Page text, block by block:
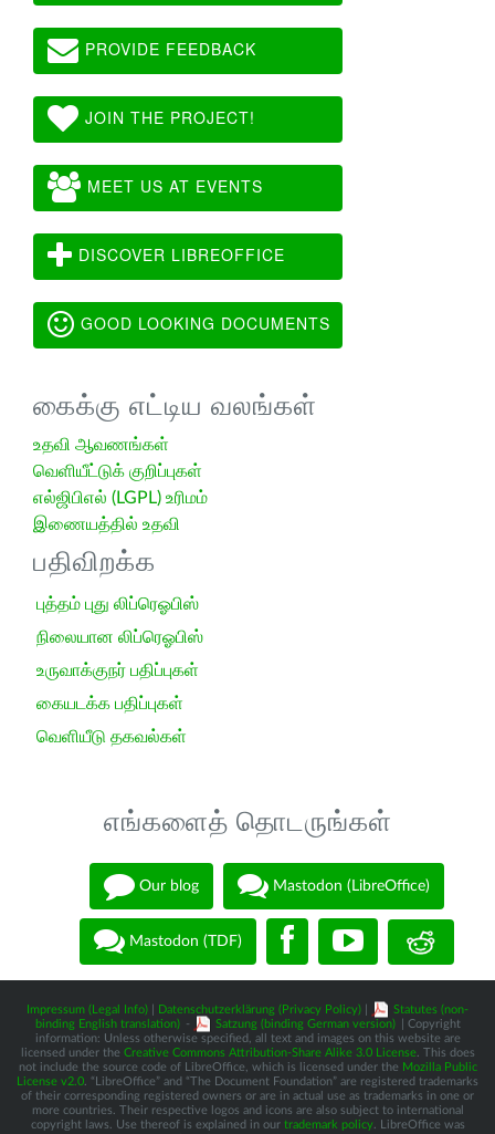
PROVIDE FEEDBACK
JOIN THE PROJECT!
MEET US AT EVENTS
DISCOVER LIBREOFFICE
GOOD LOOKING DOCUMENTS
கைக்கு எட்டிய வலங்கள்
உதவி ஆவணங்கள்
வெளியீட்டுக் குறிப்புகள்
எல்ஜிபிஎல் (LGPL) உரிமம்
இணையத்தில் உதவி
பதிவிறக்க
புத்தம் புது லிப்ரெஓபிஸ்
நிலையான லிப்ரெஓபிஸ்
உருவாக்குநர் பதிப்புகள்
கையடக்க பதிப்புகள்
வெளியீடு தகவல்கள்
எங்களைத் தொடருங்கள்
Our blog Mastodon (LibreOffice)
Mastodon (TDF)
Impressum (Legal Info) Datenschutzerklärung (Privacy Policy)
Statutes (non-
binding English translation) - Satzung (binding German version)
| Copyright
information: Unless otherwise specified, all text and images on this website are
licensed under the Creative Commons Attribution-Share Alike 3.0 License. This does
not include the source code of LibreOffice, which is licensed under the Mozilla Public
License v2.0 . “LibreOffice” and “The Document Foundation” are registered trademarks
of their corresponding registered owners or are in actual use as trademarks in one or
more countries. Their respective logos and icons are also subject to international
copyright laws. Use thereof is explained in our trademark policy. LibreOffice was